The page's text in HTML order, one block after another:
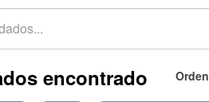
encontrado